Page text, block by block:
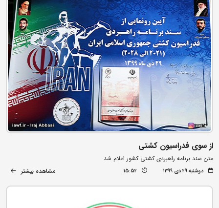
از سوی فدراسیون کشتی
متن سند برنامه راهبردی کشتی کشور اعلام شد
دوشنبه ۲۹ دی ۱۳۹۹ 15:52 مشاهده بیشتر